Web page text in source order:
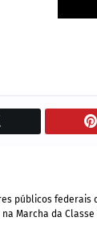
públicos federais
Marcha da